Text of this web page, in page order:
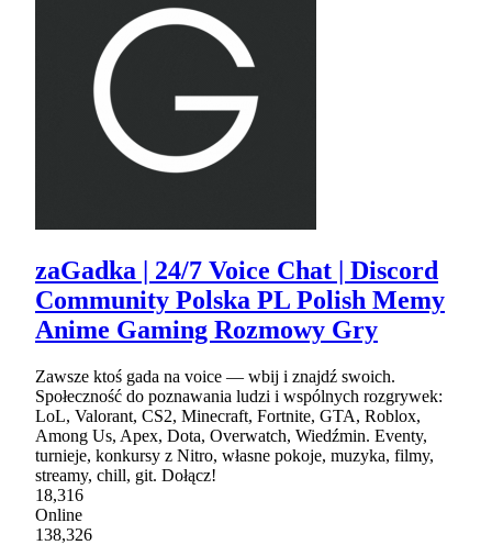
zaGadka | 24/7 Voice Chat | Discord
Community Polska PL Polish Memy
Anime Gaming Rozmowy Gry
Zawsze ktoś gada na voice — wbij i znajdź swoich.
Społeczność do poznawania ludzi i wspólnych rozgrywek:
LoL, Valorant, CS2, Minecraft, Fortnite, GTA, Roblox,
Among Us, Apex, Dota, Overwatch, Wiedźmin. Eventy,
turnieje, konkursy z Nitro, własne pokoje, muzyka, filmy,
streamy, chill, git. Dołącz!
18,316
Online
138,326